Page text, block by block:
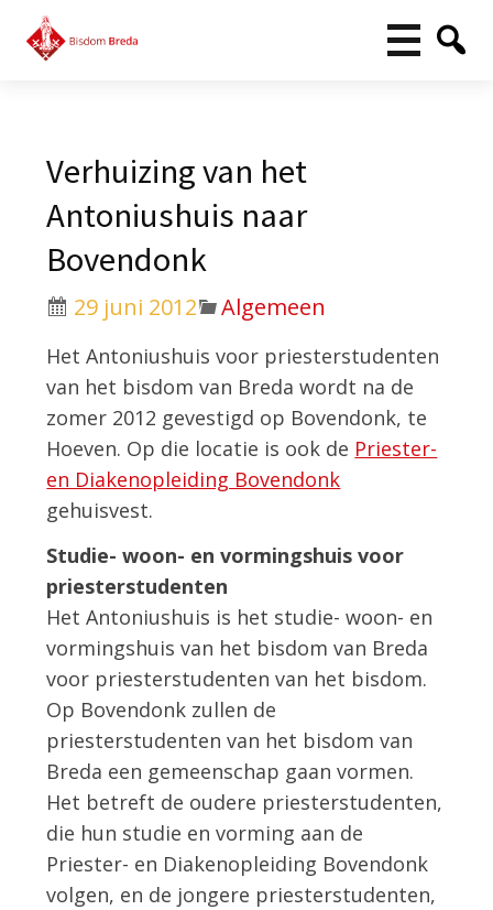
Verhuizing van het
Antoniushuis naar
Bovendonk
29 juni 2012 Algemeen
Het Antoniushuis voor priesterstudenten
van het bisdom van Breda wordt na de
zomer 2012 gevestigd op Bovendonk, te
Hoeven. Op die locatie is ook de Priester-
en Diakenopleiding Bovendonk
gehuisvest.
Studie- woon- en vormingshuis voor
priesterstudenten
Het Antoniushuis is het studie- woon- en
vormingshuis van het bisdom van Breda
voor priesterstudenten van het bisdom.
Op Bovendonk zullen de
priesterstudenten van het bisdom van
Breda een gemeenschap gaan vormen.
Het betreft de oudere priesterstudenten,
die hun studie en vorming aan de
Priester- en Diakenopleiding Bovendonk
volgen, en de jongere priesterstudenten,